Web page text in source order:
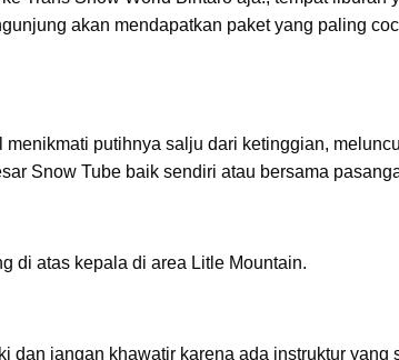
akan mendapatkan paket yang paling
putihnya salju dari ketinggian,
Snow Tube baik sendiri atau bersama
di atas kepala di area Litle Mountain.
dan jangan khawatir karena ada instruktur yang